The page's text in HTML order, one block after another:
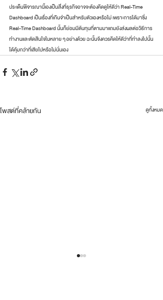
ประเด็นพิจารณานี้เองเป็นสิ่งที่ธุรกิจอาจจะต้องคิดดูให้ดีว่า Real-Time
Dashboard เป็นเรื่องที่เกินจำเป็นสำหรับตัวเองหรือไม่ เพราะการได้มาซึ่ง
Real-Time Dashboard นั้นก็ย่อมมีต้นทุนที่ตามมาแถมยังส่งผลต่อวิธีการ
ทำงานและตัดสินใจในหลาย ๆ อย่างด้วย ฉะนั้นจึงควรคิดให้ดีว่าที่ทำลงไปนั้น
ได้คุ้มกว่าที่เสียไปหรือไม่นั่นเอง
โพสต์ที่คล้ายกัน ดูทั้งหมด